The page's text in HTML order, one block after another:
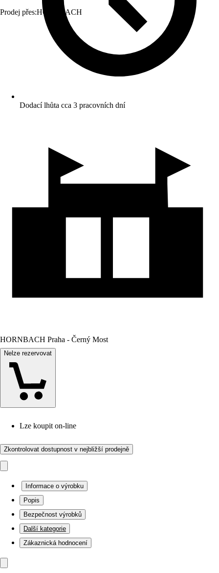
Prodej přes:HORNBACH
Dodací lhůta cca 3 pracovních dní
HORNBACH Praha - Černý Most
Nelze rezervovat
Lze koupit on-line
Zkontrolovat dostupnost v nejbližší prodejně
Informace o výrobku
Popis
Bezpečnost výrobků
Další kategorie
Zákaznická hodnocení